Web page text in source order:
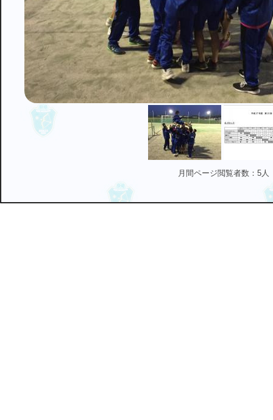
月間ページ閲覧者数：5人